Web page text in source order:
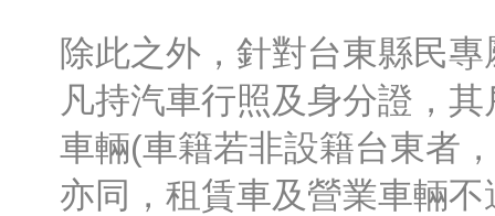
除此之外，針對台東縣民
凡持汽車行照及身分證，
車輛(車籍若非設籍台東者
亦同，租賃車及營業車輛